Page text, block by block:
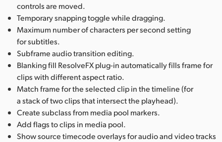
controls are moved.
Temporary snapping toggle while dragging.
Maximum number of characters per second setting
for subtitles.
Subframe audio transition editing.
Blanking fill ResolveFX plug-in automatically fills frame for
clips with different aspect ratio.
Match frame for the selected clip in the timeline (for
a stack of two clips that intersect the playhead).
Create subclass from media pool markers.
Add flags to clips in media pool.
Show source timecode overlays for audio and video tracks